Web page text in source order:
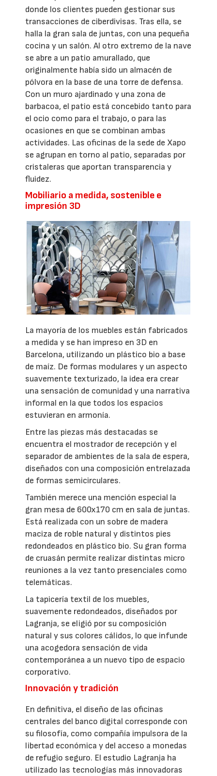
donde los clientes pueden gestionar sus
transacciones de ciberdivisas. Tras ella, se
halla la gran sala de juntas, con una pequeña
cocina y un salón. Al otro extremo de la nave
se abre a un patio amurallado, que
originalmente había sido un almacén de
pólvora en la base de una torre de defensa.
Con un muro ajardinado y una zona de
barbacoa, el patio está concebido tanto para
el ocio como para el trabajo, o para las
ocasiones en que se combinan ambas
actividades. Las oficinas de la sede de Xapo
se agrupan en torno al patio, separadas por
cristaleras que aportan transparencia y
fluidez.
Mobiliario a medida, sostenible e
impresión 3D
La mayoría de los muebles están fabricados
a medida y se han impreso en 3D en
Barcelona, utilizando un plástico bio a base
de maíz. De formas modulares y un aspecto
suavemente texturizado, la idea era crear
una sensación de comunidad y una narrativa
informal en la que todos los espacios
estuvieran en armonía.
Entre las piezas más destacadas se
encuentra el mostrador de recepción y el
separador de ambientes de la sala de espera,
diseñados con una composición entrelazada
de formas semicirculares.
También merece una mención especial la
gran mesa de 600x170 cm en sala de juntas.
Está realizada con un sobre de madera
maciza de roble natural y distintos pies
redondeados en plástico bio. Su gran forma
de cruasán permite realizar distintas micro
reuniones a la vez tanto presenciales como
telemáticas.
La tapicería textil de los muebles,
suavemente redondeados, diseñados por
Lagranja, se eligió por su composición
natural y sus colores cálidos, lo que infunde
una acogedora sensación de vida
contemporánea a un nuevo tipo de espacio
corporativo.
Innovación y tradición
En definitiva, el diseño de las oficinas
centrales del banco digital corresponde con
su filosofía, como compañía impulsora de la
libertad económica y del acceso a monedas
de refugio seguro. El estudio Lagranja ha
utilizado las tecnologías más innovadoras